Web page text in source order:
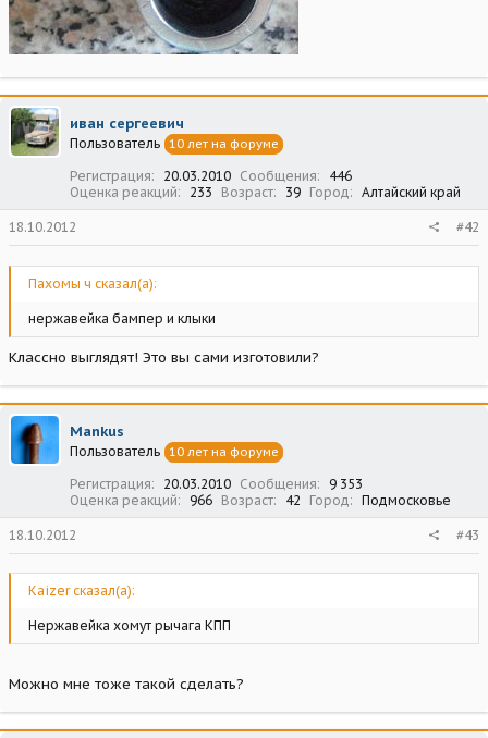
иван сергеевич
Пользователь 10 лет на форуме
Регистрация 20.03.2010 Сообщения
446
Оценка реакций
233 Возраст 39 Город Алтайский край
18.10.2012 #42
Пахомы ч сказал(а):
нержавейка бампер и клыки
Классно выглядят! Это вы сами изготовили?
Mankus
Пользователь 10 лет на форуме
Регистрация 20.03.2010 Сообщения
9 353
Оценка реакций
966 Возраст 42 Город Подмосковье
18.10.2012 #43
Kaizer сказал(а):
Нержавейка хомут рычага КПП
Можно мне тоже такой сделать?